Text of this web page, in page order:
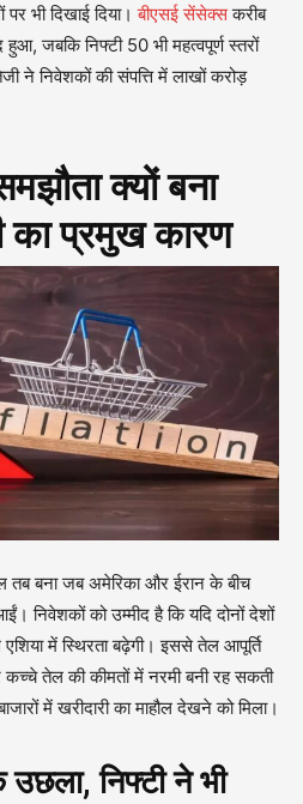
पर भी दिखाई दिया।बीएसई सेंसेक्सकरीब
जबकि निफ्टी 50 भी महत्वपूर्ण स्तरों
ने निवेशकों की संपत्ति में लाखों करोड़
क्यों बना
का प्रमुख कारण
तब बना जब अमेरिका और ईरान के बीच
निवेशकों को उम्मीद है कि यदि दोनों देशों
एशिया में स्थिरता बढ़ेगी। इससे तेल आपूर्ति
कच्चे तेल की कीमतों में नरमी बनी रह सकती
में खरीदारी का माहौल देखने को मिला।
निफ्टी ने भी